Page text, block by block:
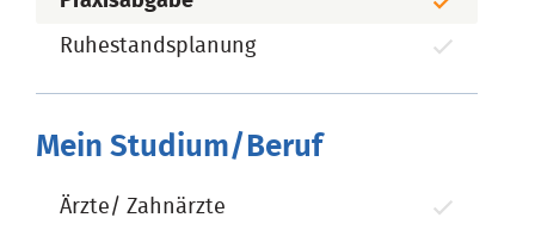
Ruhestandsplanung
Mein Studium/Beruf
Ärzte/ Zahnärzte